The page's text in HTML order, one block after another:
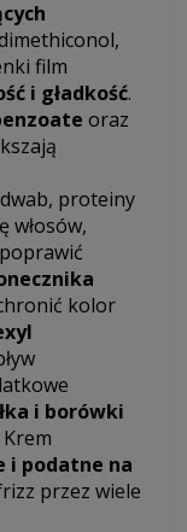
film
i gładkość.
oraz
proteiny
włosów,
kolor
i borówki
i podatne na
przez wiele